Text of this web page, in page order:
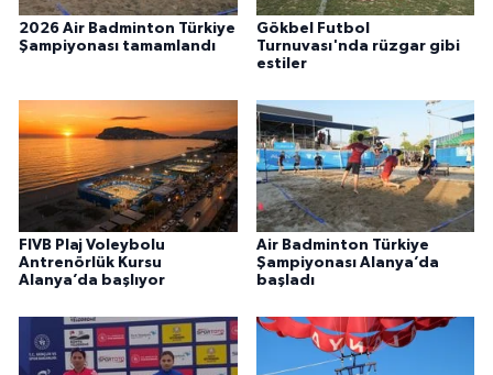
2026 Air Badminton Türkiye
Şampiyonası tamamlandı
Gökbel Futbol
Turnuvası'nda rüzgar gibi
estiler
FIVB Plaj Voleybolu
Antrenörlük Kursu
Alanya’da başlıyor
Air Badminton Türkiye
Şampiyonası Alanya’da
başladı